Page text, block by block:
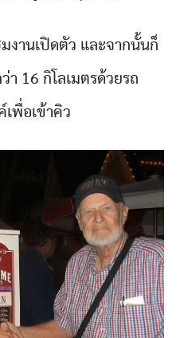
งานเปิดตัว และจากนั้นก็
า 16 กิโลเมตรด้วยรถ
เพื่อเข้าคิว